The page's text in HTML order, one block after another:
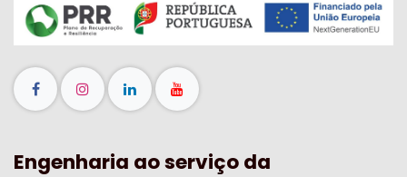
Engenharia ao serviço da